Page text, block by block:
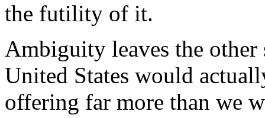
the futility of it.
Ambiguity leaves the other
United States would
offering far more than we